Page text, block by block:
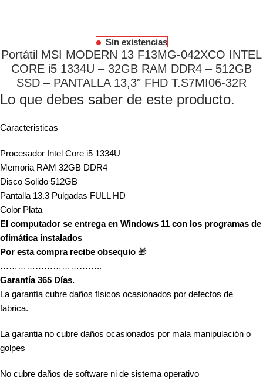
Sin existencias
Portátil MSI MODERN 13 F13MG-042XCO INTEL
CORE i5 1334U – 32GB RAM DDR4 – 512GB
SSD – PANTALLA 13,3″ FHD T.S7MI06-32R
Lo que debes saber de este producto.
Caracteristicas
Procesador Intel Core i5 1334U
Memoria RAM 32GB DDR4
Disco Solido 512GB
Pantalla 13.3 Pulgadas FULL HD
Color Plata
El computador se entrega en Windows 11 con los programas de
ofimática instalados
Por esta compra recibe obsequio 🎁
……………………………..
Garantía 365 Días.
La garantía cubre daños físicos ocasionados por defectos de
fabrica.
La garantia no cubre daños ocasionados por mala manipulación o
golpes
No cubre daños de software ni de sistema operativo